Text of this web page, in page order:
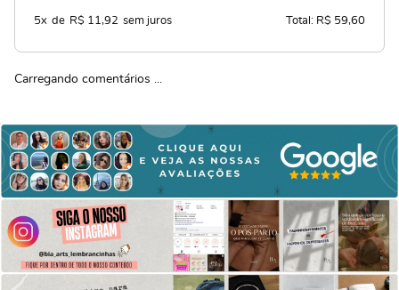
5x de R$ 11,92 sem juros Total: R$ 59,60
Carregando comentários ...